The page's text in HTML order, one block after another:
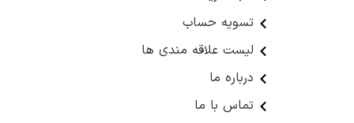
تسویه حساب
لیست علاقه مندی ها
درباره ما
تماس با ما